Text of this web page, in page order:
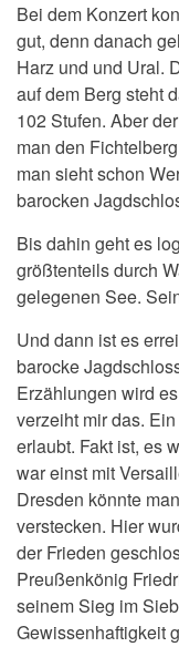
Bei dem Konzert
gut, denn danach
Harz und und Ural.
auf dem Berg steht
102 Stufen. Aber
man den
man sieht schon
barocken
Bis dahin geht es
größtenteils durch
gelegenen See.
Und dann ist es
barocke
Erzählungen wird
verzeiht mir das.
erlaubt. Fakt ist, es
war einst mit
Dresden könnte
verstecken. Hier
der Frieden
Preußenkönig
seinem Sieg im
Gewissenhaftigkeit